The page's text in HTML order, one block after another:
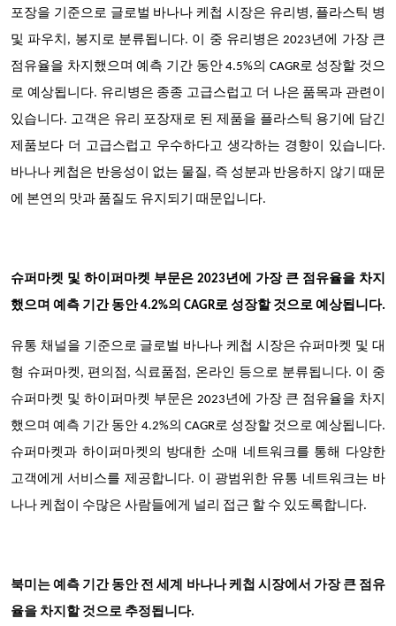
포장을 기준으로 글로벌 바나나 케첩 시장은 유리병, 플라스틱 병
및 파우치, 봉지로 분류됩니다. 이 중 유리병은 2023년에 가장 큰
점유율을 차지했으며 예측 기간 동안 4.5%의 CAGR로 성장할 것으
로 예상됩니다. 유리병은 종종 고급스럽고 더 나은 품목과 관련이
있습니다. 고객은 유리 포장재로 된 제품을 플라스틱 용기에 담긴
제품보다 더 고급스럽고 우수하다고 생각하는 경향이 있습니다.
바나나 케첩은 반응성이 없는 물질, 즉 성분과 반응하지 않기 때문
에 본연의 맛과 품질도 유지되기 때문입니다.
슈퍼마켓 및 하이퍼마켓 부문은 2023년에 가장 큰 점유율을 차지
했으며 예측 기간 동안 4.2%의 CAGR로 성장할 것으로 예상됩니다.
유통 채널을 기준으로 글로벌 바나나 케첩 시장은 슈퍼마켓 및 대
형 슈퍼마켓, 편의점, 식료품점, 온라인 등으로 분류됩니다. 이 중
슈퍼마켓 및 하이퍼마켓 부문은 2023년에 가장 큰 점유율을 차지
했으며 예측 기간 동안 4.2%의 CAGR로 성장할 것으로 예상됩니다.
슈퍼마켓과 하이퍼마켓의 방대한 소매 네트워크를 통해 다양한
고객에게 서비스를 제공합니다. 이 광범위한 유통 네트워크는 바
나나 케첩이 수많은 사람들에게 널리 접근 할 수 있도록합니다.
북미는 예측 기간 동안 전 세계 바나나 케첩 시장에서 가장 큰 점유
율을 차지할 것으로 추정됩니다.